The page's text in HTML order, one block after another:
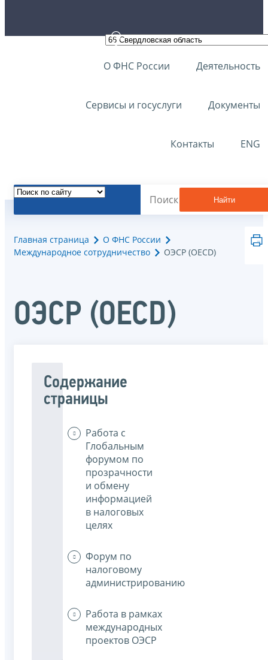
О ФНС России Деятельность
Сервисы и госуслуги Документы
Контакты ENG
Найти
Главная страница
О ФНС России
Международное сотрудничество
ОЭСР (OECD)
ОЭСР (OECD)
Содержание
страницы
Работа с
Глобальным
форумом по
прозрачности
и обмену
информацией
в налоговых
целях
Форум по
налоговому
администрированию
Работа в рамках
международных
проектов ОЭСР